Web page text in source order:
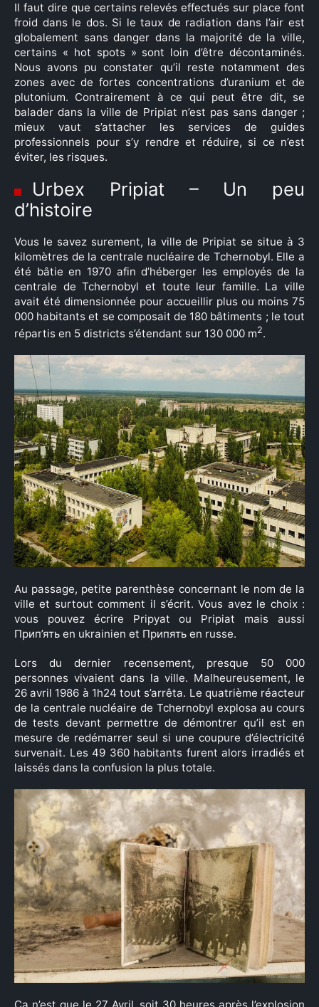
Il faut dire que certains relevés effectués sur place font
froid dans le dos. Si le taux de radiation dans l’air est
globalement sans danger dans la majorité de la ville,
certains « hot spots » sont loin d’être décontaminés.
Nous avons pu constater qu’il reste notamment des
zones avec de fortes concentrations d’uranium et de
plutonium. Contrairement à ce qui peut être dit, se
balader dans la ville de Pripiat n’est pas sans danger ;
mieux vaut s’attacher les services de guides
professionnels pour s’y rendre et réduire, si ce n’est
éviter, les risques.
Urbex Pripiat – Un peu
d’histoire
Vous le savez surement, la ville de Pripiat se situe à 3
kilomètres de la centrale nucléaire de Tchernobyl. Elle a
été bâtie en 1970 afin d’héberger les employés de la
centrale de Tchernobyl et toute leur famille. La ville
avait été dimensionnée pour accueillir plus ou moins 75
000 habitants et se composait de 180 bâtiments ; le tout
répartis en 5 districts s’étendant sur 130 000 m2.
Au passage, petite parenthèse concernant le nom de la
ville et surtout comment il s’écrit. Vous avez le choix :
vous pouvez écrire Pripyat ou Pripiat mais aussi
Прип’ять en ukrainien et Припять en russe.
Lors du dernier recensement, presque 50 000
personnes vivaient dans la ville. Malheureusement, le
26 avril 1986 à 1h24 tout s’arrêta. Le quatrième réacteur
de la centrale nucléaire de Tchernobyl explosa au cours
de tests devant permettre de démontrer qu’il est en
mesure de redémarrer seul si une coupure d’électricité
survenait. Les 49 360 habitants furent alors irradiés et
laissés dans la confusion la plus totale.